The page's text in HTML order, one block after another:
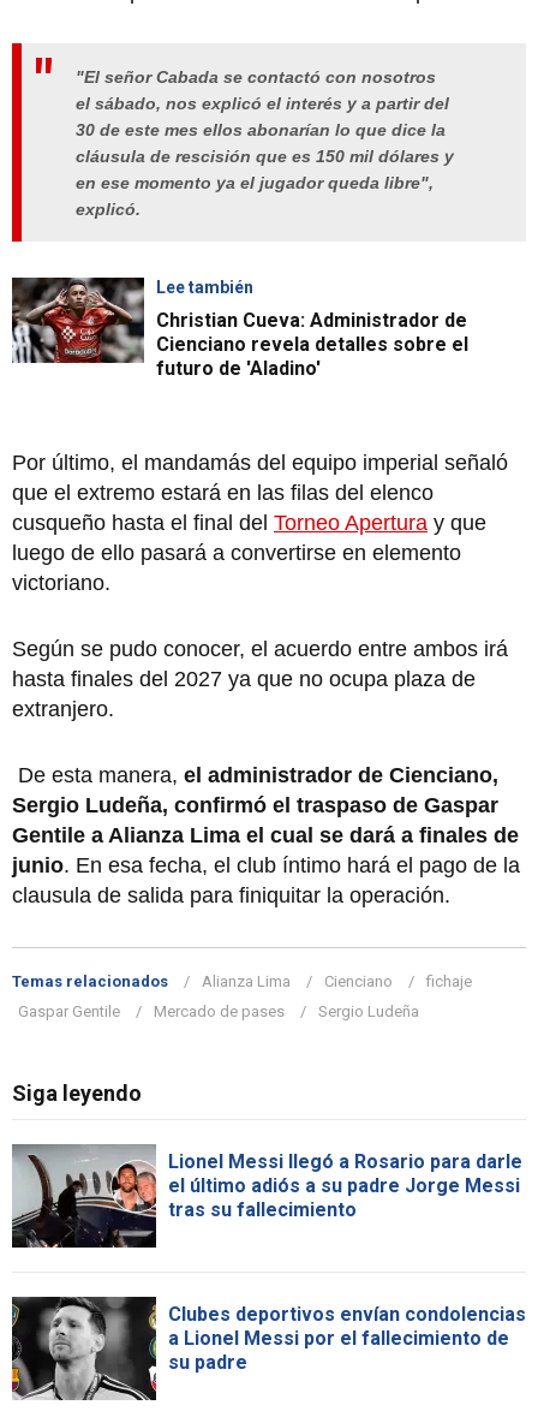
"El señor Cabada se contactó con nosotros
el sábado, nos explicó el interés y a partir del
30 de este mes ellos abonarían lo que dice la
cláusula de rescisión que es 150 mil dólares y
en ese momento ya el jugador queda libre",
explicó.
Lee también
Christian Cueva: Administrador de
Cienciano revela detalles sobre el
futuro de 'Aladino'
Por último, el mandamás del equipo imperial señaló
que el extremo estará en las filas del elenco
cusqueño hasta el final del Torneo Apertura y que
luego de ello pasará a convertirse en elemento
victoriano.
Según se pudo conocer, el acuerdo entre ambos irá
hasta finales del 2027 ya que no ocupa plaza de
extranjero.
De esta manera, el administrador de Cienciano,
Sergio Ludeña, confirmó el traspaso de Gaspar
Gentile a Alianza Lima el cual se dará a finales de
junio. En esa fecha, el club íntimo hará el pago de la
clausula de salida para finiquitar la operación.
Temas relacionados Alianza Lima Cienciano
fichaje
Gaspar Gentile
Mercado de pases Sergio Ludeña
Siga leyendo
Lionel Messi llegó a Rosario para darle
el último adiós a su padre Jorge Messi
tras su fallecimiento
Clubes deportivos envían condolencias
a Lionel Messi por el fallecimiento de
su padre